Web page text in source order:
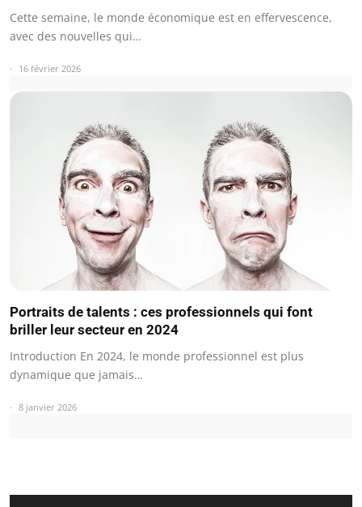
Cette semaine, le monde économique est en effervescence,
avec des nouvelles qui…
16 février 2026
Portraits de talents : ces professionnels qui font
briller leur secteur en 2024
Introduction En 2024, le monde professionnel est plus
dynamique que jamais…
8 janvier 2026